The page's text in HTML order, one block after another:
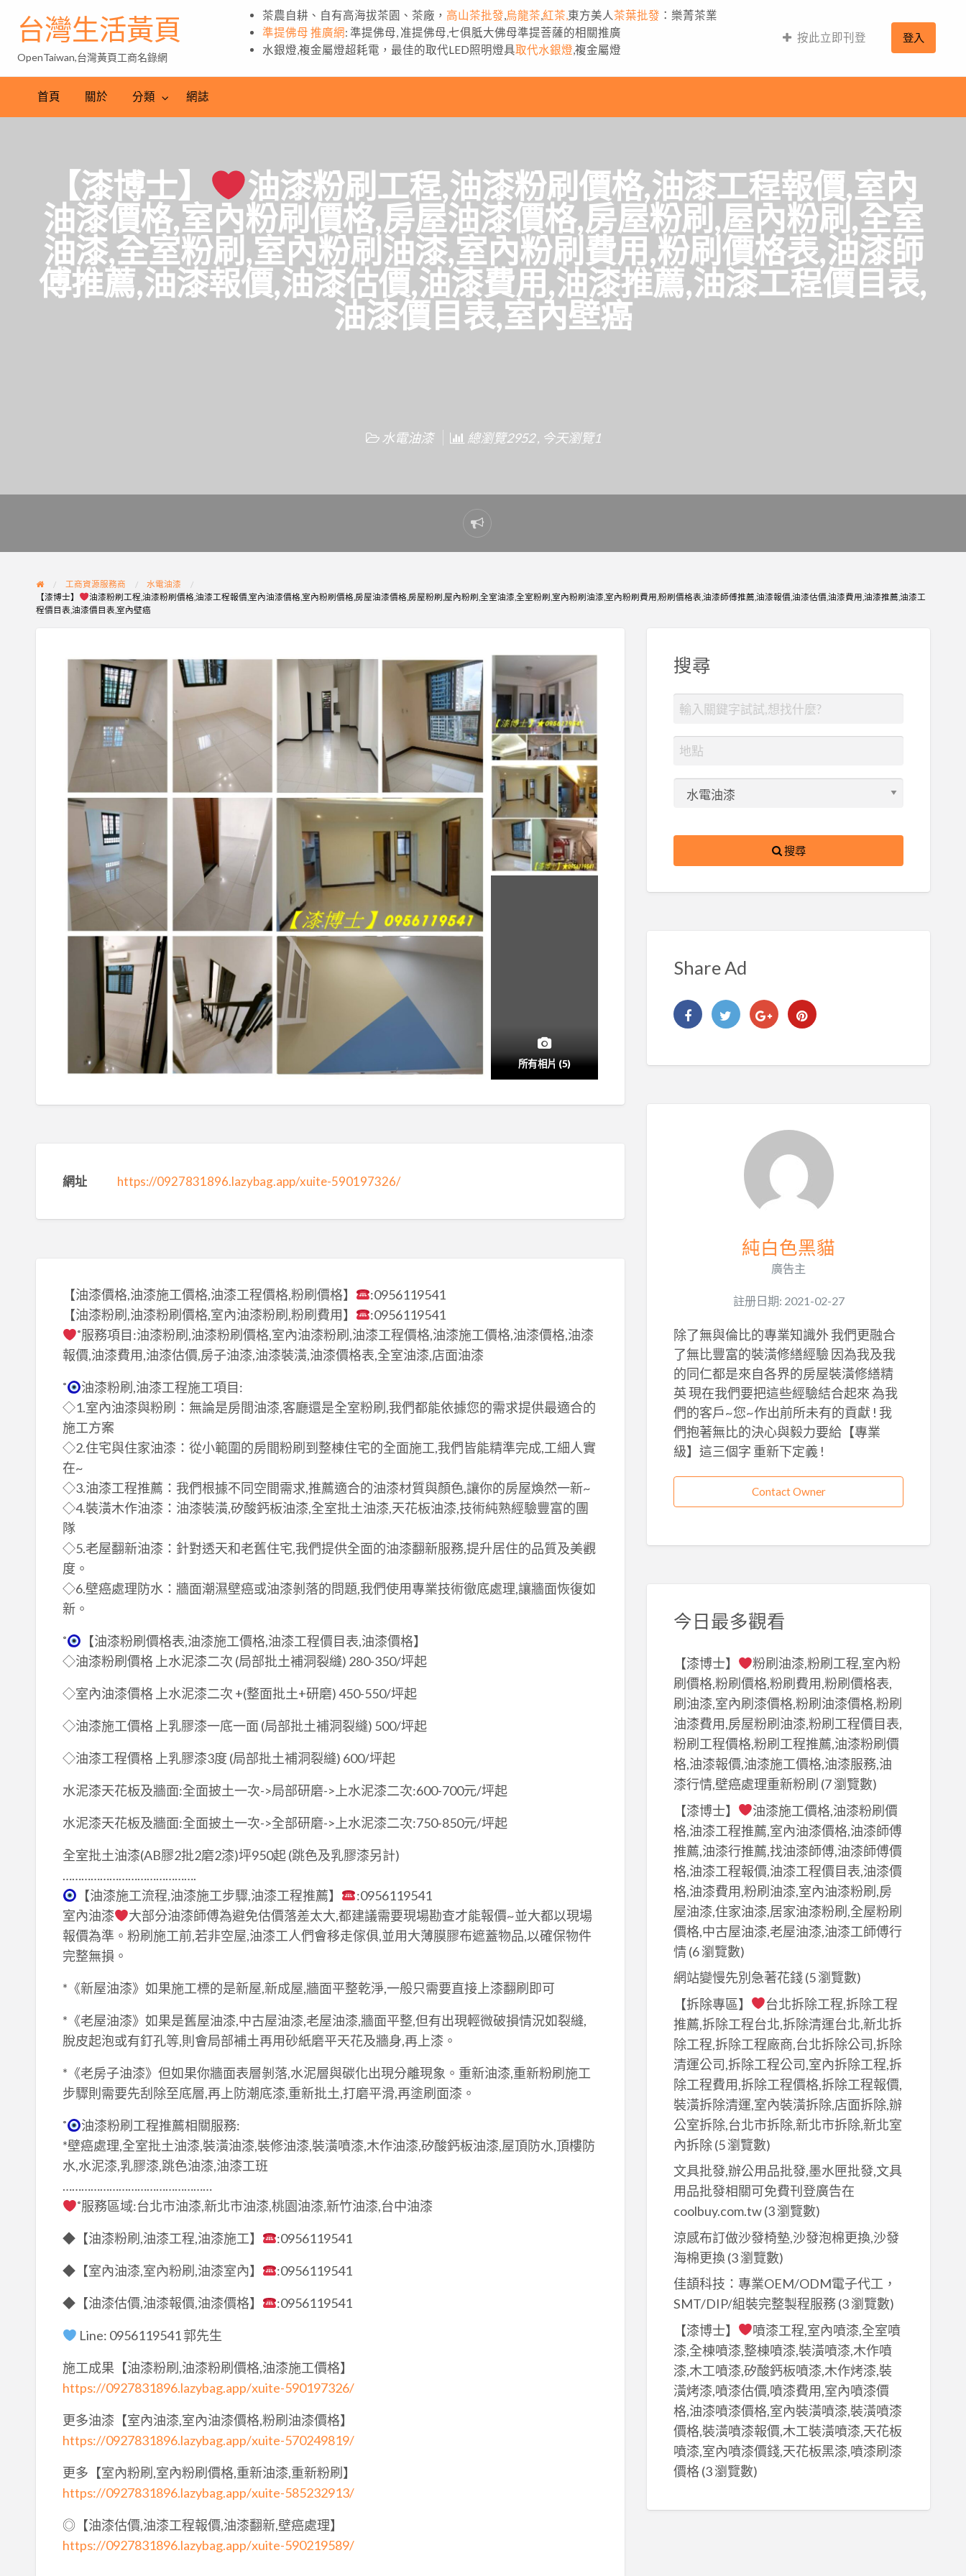
台灣生活黃頁
OpenTaiwan,台灣黃頁工商名錄網
茶農自耕、自有高海拔茶園、茶廠， 高山茶批發 烏龍茶 紅茶, 東方美人 茶葉批發 ：樂菁茶業
準提佛母 推廣網: 準提佛母, 准提佛母,七俱胝大佛母準提菩薩的相關推廣
水銀燈,複金屬燈超耗電，最佳的取代LED照明燈具取代水銀燈 ,複金屬燈
按此立即刊登 登入
首頁 關於 分類 網誌
【漆博士】
油漆粉刷工程,油漆粉刷價格,油漆工程報價,室內
油漆價格,室內粉刷價格,房屋油漆價格,房屋粉刷,屋內粉刷,全室
油漆,全室粉刷,室內粉刷油漆,室內粉刷費用,粉刷價格表,油漆師
傅推薦,油漆報價,油漆估價,油漆費用,油漆推薦,油漆工程價目表,
油漆價目表,室內壁癌
水電油漆 總瀏覽2952 , 今天瀏覽1
Report
problem
工商資源服務商
水電油漆
【漆博士】
油漆粉刷工程,油漆粉刷價格,油漆工程報價,室內油漆價格,室內粉刷價格,房屋油漆價格,房屋粉刷,屋內粉刷,全室油漆,全室粉刷,室內粉刷油漆,室內粉刷費用,粉刷價格表,油漆師傅推薦,油漆報價,油漆估價,油漆費用,油漆推薦,油漆工
程價目表,油漆價目表,室內壁癌
所有相片 (5)
網址 https://0927831896.lazybag.app/xuite-590197326/
【油漆價格,油漆施工價格,油漆工程價格,粉刷價格】
:0956119541
【油漆粉刷,油漆粉刷價格,室內油漆粉刷,粉刷費用】
:0956119541
˚服務項目:油漆粉刷,油漆粉刷價格,室內油漆粉刷,油漆工程價格,油漆施工價格,油漆價格,油漆
報價,油漆費用,油漆估價,房子油漆,油漆裝潢,油漆價格表,全室油漆,店面油漆
˚
油漆粉刷,油漆工程施工項目:
◇1.室內油漆與粉刷：無論是房間油漆,客廳還是全室粉刷,我們都能依據您的需求提供最適合的
施工方案
◇2.住宅與住家油漆：從小範圍的房間粉刷到整棟住宅的全面施工,我們皆能精準完成,工細人實
在~
◇3.油漆工程推薦：我們根據不同空間需求,推薦適合的油漆材質與顏色,讓你的房屋煥然一新~
◇4.裝潢木作油漆：油漆裝潢,矽酸鈣板油漆,全室批土油漆,天花板油漆,技術純熟經驗豐富的團
隊
◇5.老屋翻新油漆：針對透天和老舊住宅,我們提供全面的油漆翻新服務,提升居住的品質及美觀
度。
◇6.壁癌處理防水：牆面潮濕壁癌或油漆剝落的問題,我們使用專業技術徹底處理,讓牆面恢復如
新。
˚
【油漆粉刷價格表,油漆施工價格,油漆工程價目表,油漆價格】
◇油漆粉刷價格 上水泥漆二次 (局部批土補洞裂縫) 280-350/坪起
◇室內油漆價格 上水泥漆二次 +(整面批土+研磨) 450-550/坪起
◇油漆施工價格 上乳膠漆一底一面 (局部批土補洞裂縫) 500/坪起
◇油漆工程價格 上乳膠漆3度 (局部批土補洞裂縫) 600/坪起
水泥漆天花板及牆面:全面披土一次->局部研磨->上水泥漆二次:600-700元/坪起
水泥漆天花板及牆面:全面披土一次->全部研磨->上水泥漆二次:750-850元/坪起
全室批土油漆(AB膠2批2磨2漆)坪950起 (跳色及乳膠漆另計)
…………………………………….
【油漆施工流程,油漆施工步驟,油漆工程推薦】
:0956119541
室內油漆
大部分油漆師傅為避免估價落差太大,都建議需要現場勘查才能報價~並大都以現場
報價為準。粉刷施工前,若非空屋,油漆工人們會移走傢俱,並用大薄膜膠布遮蓋物品,以確保物件
完整無損。
*《新屋油漆》如果施工標的是新屋,新成屋,牆面平整乾淨,一般只需要直接上漆翻刷即可
*《老屋油漆》如果是舊屋油漆,中古屋油漆,老屋油漆,牆面平整,但有出現輕微破損情況如裂縫,
脫皮起泡或有釘孔等,則會局部補土再用砂紙磨平天花及牆身,再上漆。
*《老房子油漆》但如果你牆面表層剝落,水泥層與碳化出現分離現象。重新油漆,重新粉刷施工
步驟則需要先刮除至底層,再上防潮底漆,重新批土,打磨平滑,再塗刷面漆。
˚
油漆粉刷工程推薦相關服務:
*壁癌處理,全室批土油漆,裝潢油漆,裝修油漆,裝潢噴漆,木作油漆,矽酸鈣板油漆,屋頂防水,頂樓防
水,水泥漆,乳膠漆,跳色油漆,油漆工班
…………………………………………
˚服務區域:台北市油漆,新北市油漆,桃園油漆,新竹油漆,台中油漆
◆【油漆粉刷,油漆工程,油漆施工】 :0956119541
◆【室內油漆,室內粉刷,油漆室內】 :0956119541
◆【油漆估價,油漆報價,油漆價格】 :0956119541
Line: 0956119541 郭先生
施工成果【油漆粉刷,油漆粉刷價格,油漆施工價格】
https://0927831896.lazybag.app/xuite-590197326/
更多油漆【室內油漆,室內油漆價格,粉刷油漆價格】
https://0927831896.lazybag.app/xuite-570249819/
更多【室內粉刷,室內粉刷價格,重新油漆,重新粉刷】
https://0927831896.lazybag.app/xuite-585232913/
◎【油漆估價,油漆工程報價,油漆翻新,壁癌處理】
https://0927831896.lazybag.app/xuite-590219589/
搜尋
搜尋
Share Ad
純白色黑貓
廣告主
註册日期: 2021-02-27
除了無與倫比的專業知識外 我們更融合
了無比豐富的裝潢修繕經驗 因為我及我
的同仁都是來自各界的房屋裝潢修繕精
英 現在我們要把這些經驗結合起來 為我
們的客戶~您~作出前所未有的貢獻 ! 我
們抱著無比的決心與毅力要給【專業
級】這三個字 重新下定義 !
Contact Owner
今日最多觀看
【漆博士】
粉刷油漆,粉刷工程,室內粉
刷價格,粉刷價格,粉刷費用,粉刷價格表,
刷油漆,室內刷漆價格,粉刷油漆價格,粉刷
油漆費用,房屋粉刷油漆,粉刷工程價目表,
粉刷工程價格,粉刷工程推薦,油漆粉刷價
格,油漆報價,油漆施工價格,油漆服務,油
漆行情,壁癌處理重新粉刷 (7 瀏覽數)
【漆博士】
油漆施工價格,油漆粉刷價
格,油漆工程推薦,室內油漆價格,油漆師傅
推薦,油漆行推薦,找油漆師傅,油漆師傅價
格,油漆工程報價,油漆工程價目表,油漆價
格,油漆費用,粉刷油漆,室內油漆粉刷,房
屋油漆,住家油漆,居家油漆粉刷,全屋粉刷
價格,中古屋油漆,老屋油漆,油漆工師傅行
情(6 瀏覽數)
網站變慢先別急著花錢(5 瀏覽數)
【拆除專區】
台北拆除工程,拆除工程
推薦,拆除工程台北,拆除清運台北,新北拆
除工程,拆除工程廠商,台北拆除公司,拆除
清運公司,拆除工程公司,室內拆除工程,拆
除工程費用,拆除工程價格,拆除工程報價,
裝潢拆除清運,室內裝潢拆除,店面拆除,辦
公室拆除,台北市拆除,新北市拆除,新北室
內拆除(5 瀏覽數)
文具批發,辦公用品批發,墨水匣批發,文具
用品批發相關可免費刊登廣告在
coolbuy.com.tw(3 瀏覽數)
涼感布訂做沙發椅墊,沙發泡棉更換,沙發
海棉更換(3 瀏覽數)
佳頡科技：專業OEM/ODM電子代工，
SMT/DIP/組裝完整製程服務(3 瀏覽數)
【漆博士】
噴漆工程,室內噴漆,全室噴
漆,全棟噴漆,整棟噴漆,裝潢噴漆,木作噴
漆,木工噴漆,矽酸鈣板噴漆,木作烤漆,裝
潢烤漆,噴漆估價,噴漆費用,室內噴漆價
格,油漆噴漆價格,室內裝潢噴漆,裝潢噴漆
價格,裝潢噴漆報價,木工裝潢噴漆,天花板
噴漆,室內噴漆價錢,天花板黑漆,噴漆刷漆
價格(3 瀏覽數)